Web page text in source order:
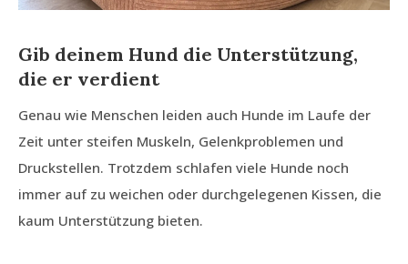
Gib deinem Hund die Unterstützung,
die er verdient
Genau wie Menschen leiden auch Hunde im Laufe der
Zeit unter steifen Muskeln, Gelenkproblemen und
Druckstellen. Trotzdem schlafen viele Hunde noch
immer auf zu weichen oder durchgelegenen Kissen, die
kaum Unterstützung bieten.